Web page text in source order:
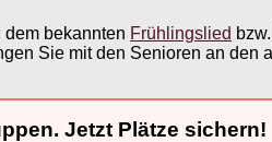
bekannten Frühlingslied
Sie mit den Senioren an den
Jetzt Plätze sichern!